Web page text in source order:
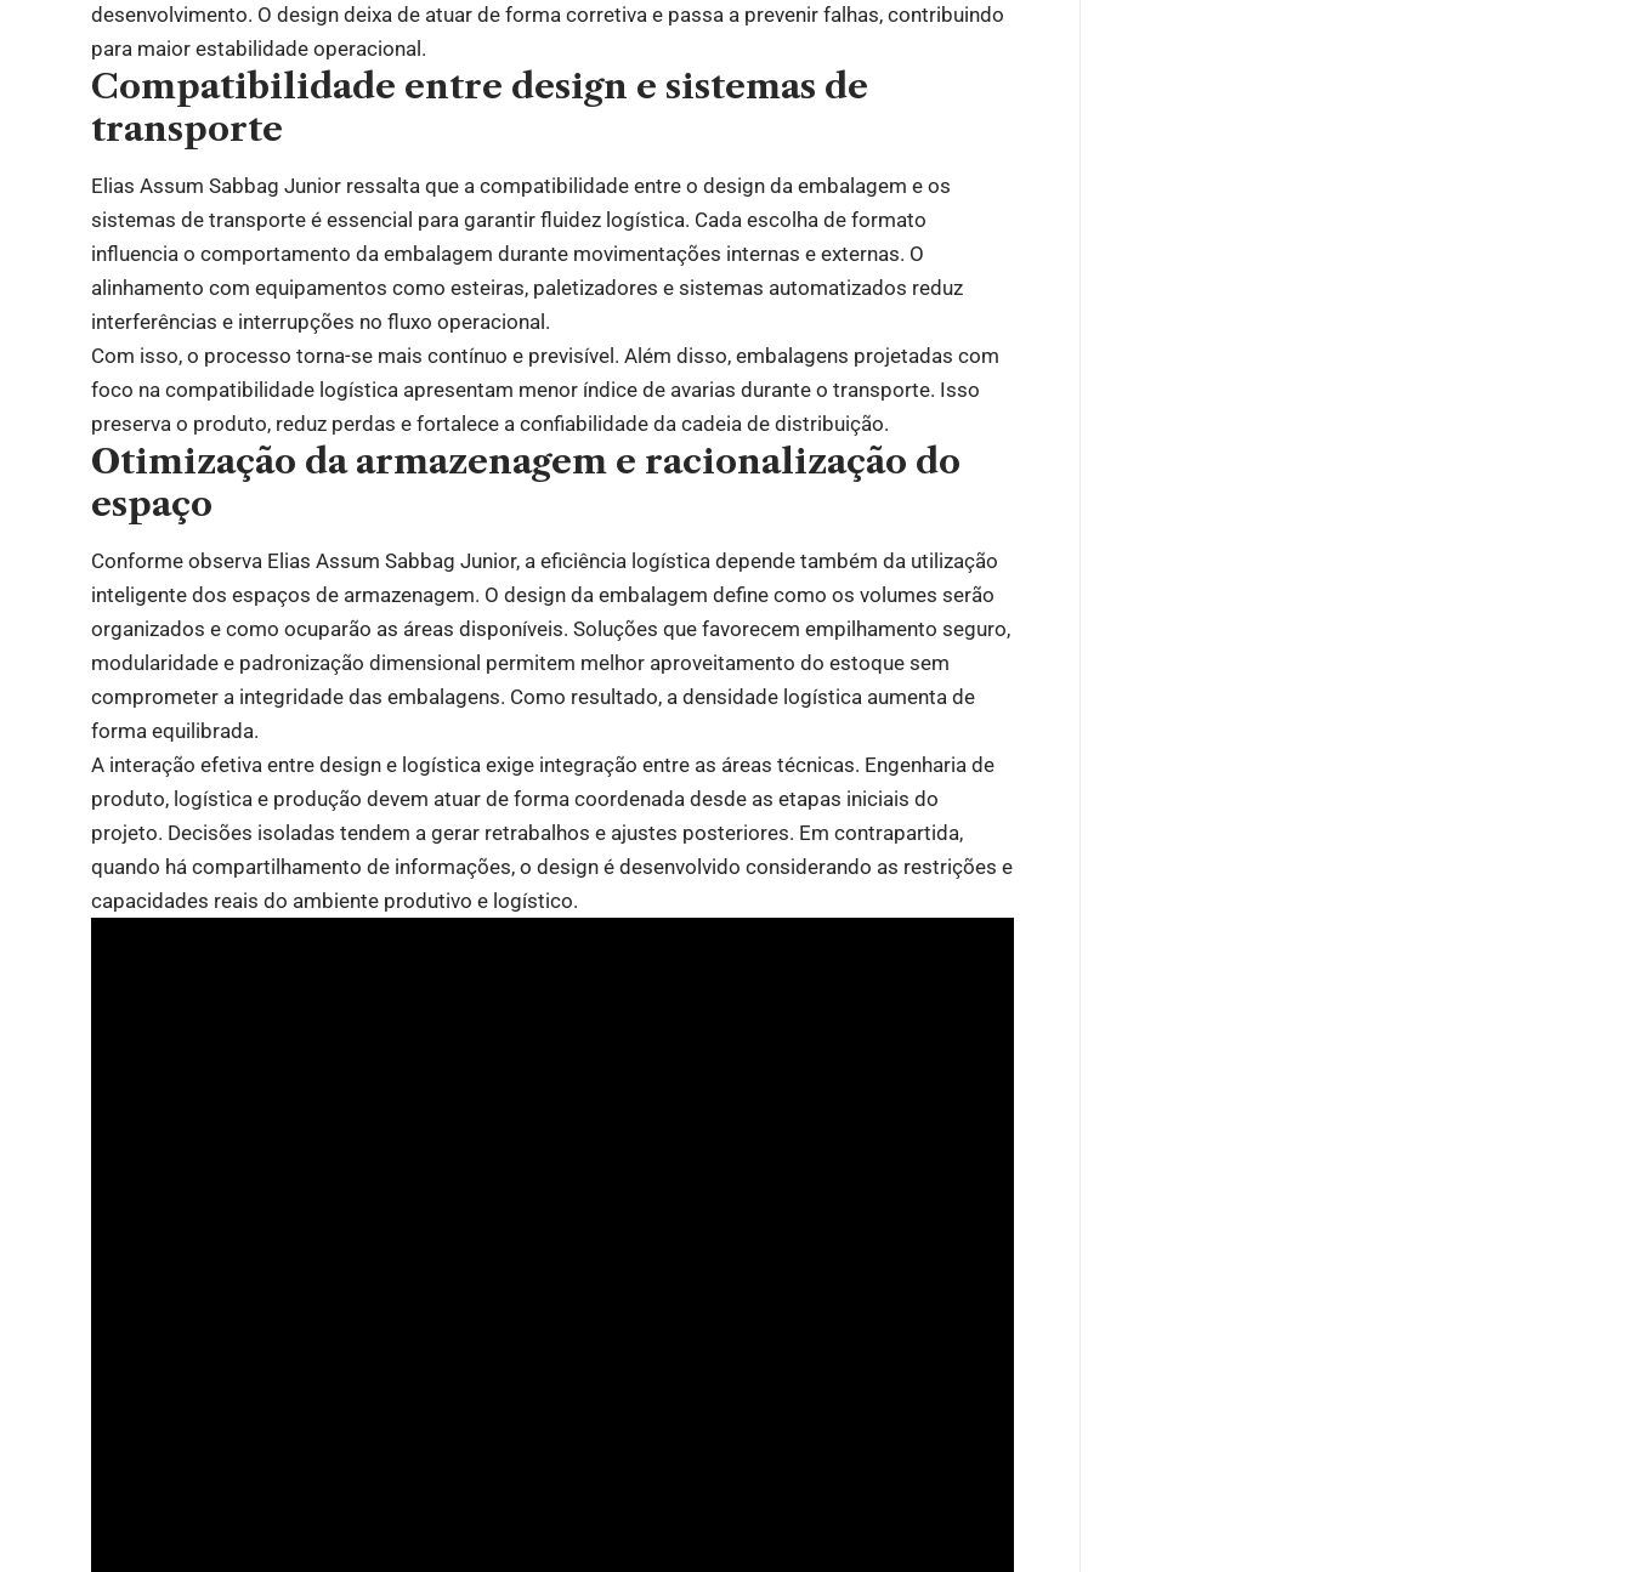
desenvolvimento. O design deixa de atuar de forma corretiva e passa a prevenir falhas, contribuindo
para maior estabilidade operacional.
Compatibilidade entre design e sistemas de
transporte
Elias Assum Sabbag Junior ressalta que a compatibilidade entre o design da embalagem e os
sistemas de transporte é essencial para garantir fluidez logística. Cada escolha de formato
influencia o comportamento da embalagem durante movimentações internas e externas. O
alinhamento com equipamentos como esteiras, paletizadores e sistemas automatizados reduz
interferências e interrupções no fluxo operacional.
Com isso, o processo torna-se mais contínuo e previsível. Além disso, embalagens projetadas com
foco na compatibilidade logística apresentam menor índice de avarias durante o transporte. Isso
preserva o produto, reduz perdas e fortalece a confiabilidade da cadeia de distribuição.
Otimização da armazenagem e racionalização do
espaço
Conforme observa Elias Assum Sabbag Junior, a eficiência logística depende também da utilização
inteligente dos espaços de armazenagem. O design da embalagem define como os volumes serão
organizados e como ocuparão as áreas disponíveis. Soluções que favorecem empilhamento seguro,
modularidade e padronização dimensional permitem melhor aproveitamento do estoque sem
comprometer a integridade das embalagens. Como resultado, a densidade logística aumenta de
forma equilibrada.
A interação efetiva entre design e logística exige integração entre as áreas técnicas. Engenharia de
produto, logística e produção devem atuar de forma coordenada desde as etapas iniciais do
projeto. Decisões isoladas tendem a gerar retrabalhos e ajustes posteriores. Em contrapartida,
quando há compartilhamento de informações, o design é desenvolvido considerando as restrições e
capacidades reais do ambiente produtivo e logístico.